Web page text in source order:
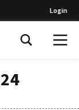
Login